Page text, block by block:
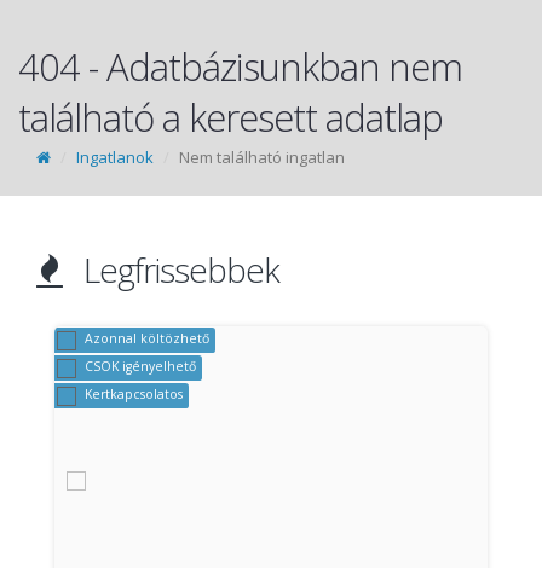
404 - Adatbázisunkban nem
található a keresett adatlap
Ingatlanok Nem található ingatlan
Legfrissebbek
Azonnal költözhető
CSOK igényelhető
Kertkapcsolatos